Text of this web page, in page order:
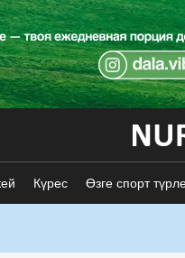
Күрес Өзге спорт